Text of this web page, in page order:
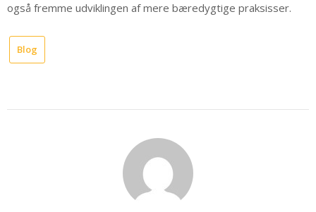
også fremme udviklingen af mere bæredygtige praksisser.
Blog